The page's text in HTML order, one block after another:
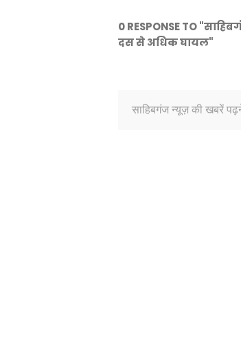
0 RESPONSE TO
दस से अधिक घायल"
साहिबगंज न्यूज़ की खबरें